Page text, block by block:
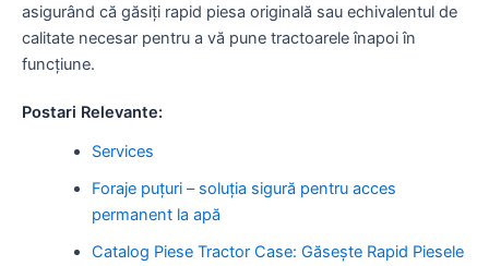
asigurând că găsiți rapid piesa originală sau echivalentul de
calitate necesar pentru a vă pune tractoarele înapoi în
funcțiune.
Postari Relevante:
Services
Foraje puțuri – soluția sigură pentru acces
permanent la apă
Catalog Piese Tractor Case: Găsește Rapid Piesele